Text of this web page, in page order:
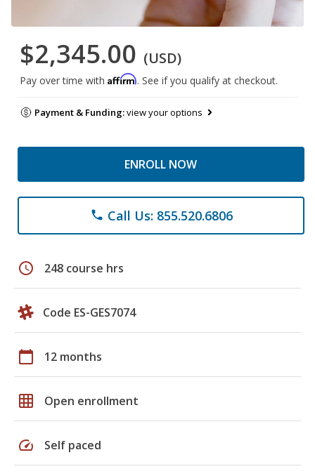
$2,345.00 (USD)
Pay over time with Affirm. See if you qualify at checkout.
Payment & Funding:view your options
ENROLL NOW
phone Call Us: 855.520.6806
schedule 248 course hrs
Code ES-GES7074
calendar_today 12 months
grid_on Open enrollment
speed Self paced